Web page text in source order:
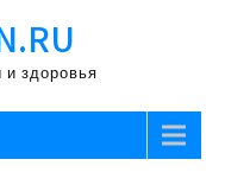
и здоровья